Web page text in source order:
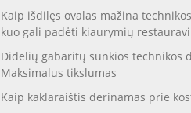
Kaip išdilęs ovalas mažina
kuo gali padėti kiaurymių
Didelių gabaritų sunkios technikos
Maksimalus tikslumas
Kaip kaklaraištis derinamas prie